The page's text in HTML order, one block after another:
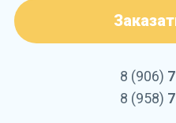
8 (906)
8 (958)